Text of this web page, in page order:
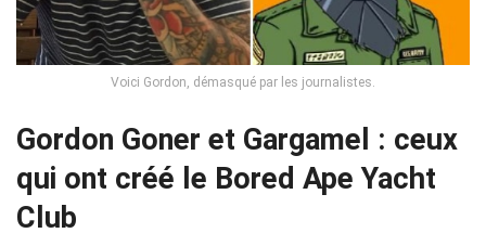
Voici Gordon, démasqué par les journalistes.
Gordon Goner et Gargamel : ceux
qui ont créé le Bored Ape Yacht
Club